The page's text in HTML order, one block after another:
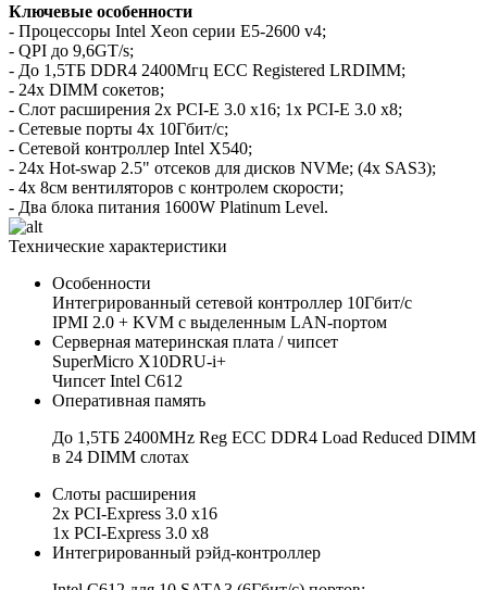
Ключевые особенности
- Процессоры Intel Xeon серии E5-2600 v4;
- QPI до 9,6GT/s;
- До 1,5TБ DDR4 2400Мгц ECC Registered LRDIMM;
- 24x DIMM сокетов;
- Слот расширения 2x PCI-E 3.0 x16; 1x PCI-E 3.0 x8;
- Сетевые порты 4x 10Гбит/с;
- Сетевой контроллер Intel X540;
- 24x Hot-swap 2.5" отсеков для дисков NVMe; (4х SAS3);
- 4x 8см вентиляторов с контролем скорости;
- Два блока питания 1600W Platinum Level.
Технические характеристики
Особенности
Интегрированный сетевой контроллер 10Гбит/с
IPMI 2.0 + KVM с выделенным LAN-портом
Серверная материнская плата / чипсет
SuperMicro X10DRU-i+
Чипсет Intel C612
Оперативная память
До 1,5ТБ 2400MHz Reg ECC DDR4 Load Reduced DIMM
в 24 DIMM слотах
Слоты расширения
2х PCI-Express 3.0 x16
1х PCI-Express 3.0 x8
Интегрированный рэйд-контроллер